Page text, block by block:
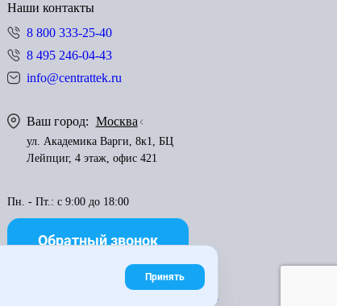
Принять
Наши контакты
8 800 333-25-40
8 495 246-04-43
info@centrattek.ru
Ваш город: Москва
ул. Академика Варги, 8к1, БЦ
Лейпциг, 4 этаж, офис 421
Пн. - Пт.: с 9:00 до 18:00
Обратный звонок
Карта сайта